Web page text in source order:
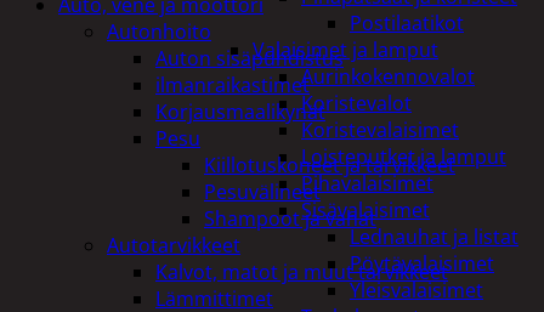
Postilaatikot
Valaisimet ja lamput
Aurinkokennovalot
Koristevalot
Koristevalaisimet
Loisteputket ja lamput
Pihavalaisimet
Sisävalaisimet
Lednauhat ja listat
Pöytävalaisimet
Yleisvalaisimet
Autonhoito
Auton sisäpuhdistus
ilmanraikastimet
Korjausmaalikynät
Pesu
Kiillotuskoneet ja tarvikkeet
Pesuvälineet
Shampoot ja vahat
Autotarvikkeet
Kalvot, matot ja muut tarvikkeet
Lämmittimet